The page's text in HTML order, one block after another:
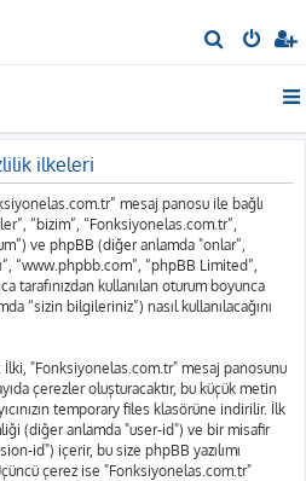
r
ilkeleri
mesaj panosu ile bağlı
“bizim”, “Fonksiyonelas.com.tr”,
ve phpBB (diğer anlamda "onlar”,
“www.phpbb.com”, “phpBB Limited”,
tarafınızdan kullanılan oturum boyunca
“sizin bilgileriniz”) nasıl kullanılacağını
İlki, "Fonksiyonelas.com.tr" mesaj panosunu
çerezler oluşturacaktır, bu küçük metin
temporary files klasörüne indirilir. İlk
(diğer anlamda "user-id") ve bir misafir
id") içerir, bu size phpBB yazılımı
çerez ise "Fonksiyonelas.com.tr"